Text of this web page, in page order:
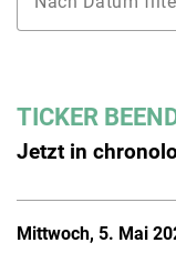
TICKER
Jetzt in
Mittwoch, 5. Mai